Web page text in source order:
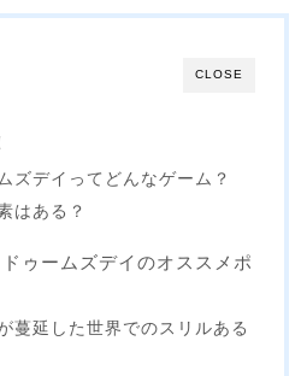
CLOSE
ズデイってどんなゲーム？
はある？
ゥームズデイのオススメポ
蔓延した世界でのスリルある